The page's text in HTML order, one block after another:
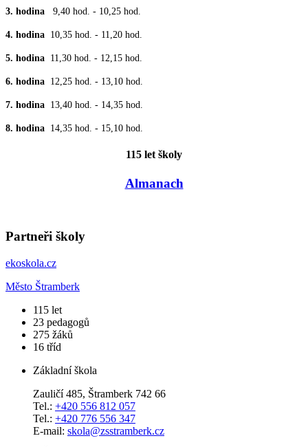
3. hodina 9,40 hod. - 10,25 hod.
4. hodina 10,35 hod. - 11,20 hod.
5. hodina 11,30 hod. - 12,15 hod.
6. hodina 12,25 hod. - 13,10 hod.
7. hodina 13,40 hod. - 14,35 hod.
8. hodina 14,35 hod. - 15,10 hod.
115 let školy
Almanach
Partneři školy
ekoskola.cz
Město Štramberk
​115 let
23 pedagogů
275 žáků
16 tříd
Základní škola
Zauličí 485, Štramberk 742 66
Tel.: +420 556 812 057
Tel.: +420 776 556 347
E-mail: skola@zsstramberk.cz